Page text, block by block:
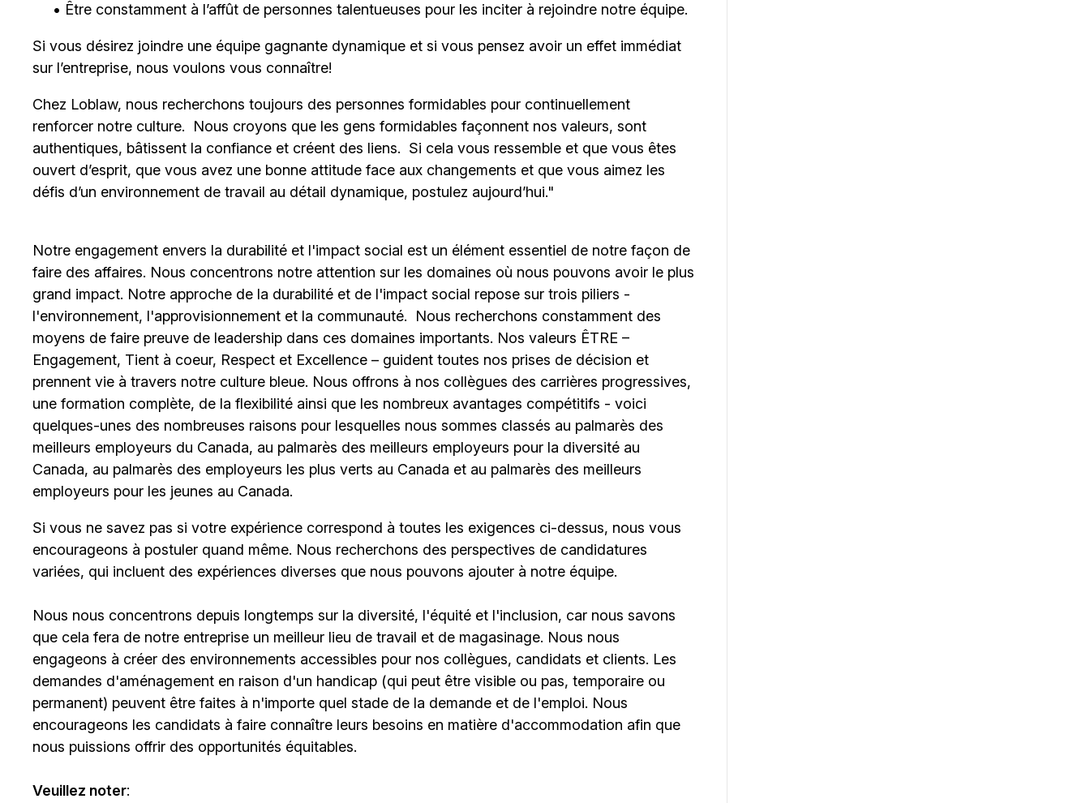
• Être constamment à l’affût de personnes talentueuses pour les inciter à rejoindre notre équipe.
Si vous désirez joindre une équipe gagnante dynamique et si vous pensez avoir un effet immédiat
sur l’entreprise, nous voulons vous connaître!
Chez Loblaw, nous recherchons toujours des personnes formidables pour continuellement
renforcer notre culture. Nous croyons que les gens formidables façonnent nos valeurs, sont
authentiques, bâtissent la confiance et créent des liens. Si cela vous ressemble et que vous êtes
ouvert d’esprit, que vous avez une bonne attitude face aux changements et que vous aimez les
défis d’un environnement de travail au détail dynamique, postulez aujourd’hui."
Notre engagement envers la durabilité et l'impact social est un élément essentiel de notre façon de
faire des affaires. Nous concentrons notre attention sur les domaines où nous pouvons avoir le plus
grand impact. Notre approche de la durabilité et de l'impact social repose sur trois piliers -
l'environnement, l'approvisionnement et la communauté.
Nous recherchons constamment des
moyens de faire preuve de leadership dans ces domaines importants. Nos valeurs ÊTRE –
Engagement, Tient à coeur, Respect et Excellence – guident toutes nos prises de décision et
prennent vie à travers notre culture bleue. Nous offrons à nos collègues des carrières progressives,
une formation complète, de la flexibilité ainsi que les nombreux avantages compétitifs - voici
quelques-unes des nombreuses raisons pour lesquelles nous sommes classés au palmarès des
meilleurs employeurs du Canada, au palmarès des meilleurs employeurs pour la diversité au
Canada, au palmarès des employeurs les plus verts au Canada et au palmarès des meilleurs
employeurs pour les jeunes au Canada.
Si vous ne savez pas si votre expérience correspond à toutes les exigences ci-dessus, nous vous
encourageons à postuler quand même. Nous recherchons des perspectives de candidatures
variées, qui incluent des expériences diverses que nous pouvons ajouter à notre équipe.
Nous nous concentrons depuis longtemps sur la diversité, l'équité et l'inclusion, car nous savons
que cela fera de notre entreprise un meilleur lieu de travail et de magasinage. Nous nous
engageons à créer des environnements accessibles pour nos collègues, candidats et clients. Les
demandes d'aménagement en raison d'un handicap (qui peut être visible ou pas, temporaire ou
permanent) peuvent être faites à n'importe quel stade de la demande et de l'emploi. Nous
encourageons les candidats à faire connaître leurs besoins en matière d'accommodation afin que
nous puissions offrir des opportunités équitables.
Veuillez noter: